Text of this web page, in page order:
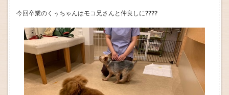
今回卒業のくぅちゃんはモコ兄さんと仲良しに????